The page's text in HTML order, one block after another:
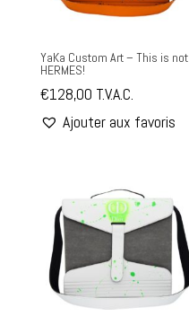
YaKa Custom Art – This is not
HERMES!
€128,00 T.V.A.C.
Ajouter aux favoris